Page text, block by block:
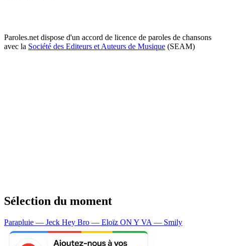
Paroles.net dispose d'un accord de licence de paroles de chansons
avec la Société des Editeurs et Auteurs de Musique (SEAM)
Sélection du moment
Parapluie — Jeck Hey Bro — Eloïz ON Y VA — Smily